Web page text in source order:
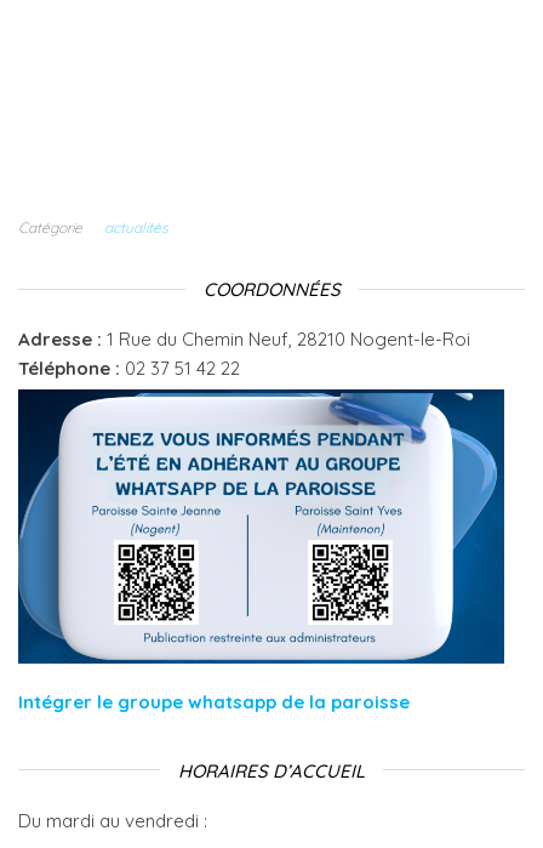
Catégorie actualités
COORDONNÉES
Adresse : 1 Rue du Chemin Neuf, 28210 Nogent-le-Roi
Téléphone : 02 37 51 42 22
Intégrer le groupe whatsapp de la paroisse
HORAIRES D’ACCUEIL
Du mardi au vendredi :